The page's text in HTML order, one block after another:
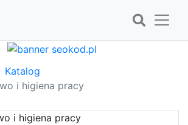
Katalog
i higiena pracy